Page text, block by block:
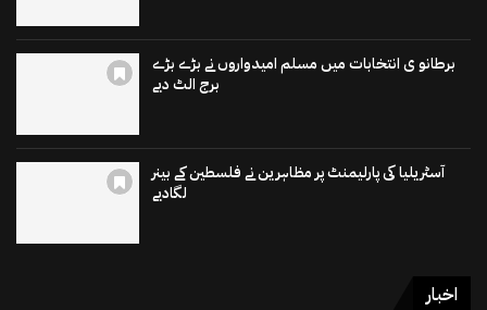
برطانو ی انتخابات میں مسلم امیدواروں نے بڑے بڑے
برج الٹ دیے
آسٹریلیا کی پارلیمنٹ پر مظاہرین نے فلسطین کے بینر
لگادیے
اخبار